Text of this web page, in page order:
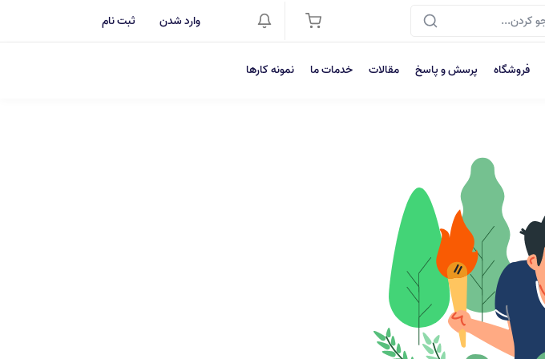
وارد شدن ثبت نام
فروشگاه پرسش و پاسخ مقالات خدمات ما نمونه کارها